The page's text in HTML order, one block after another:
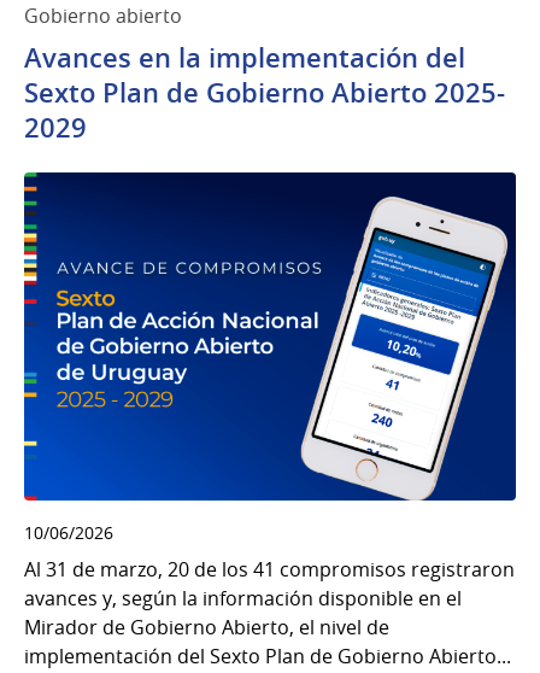
Gobierno abierto
Avances en la implementación del
Sexto Plan de Gobierno Abierto 2025-
2029
10/06/2026
Al 31 de marzo, 20 de los 41 compromisos registraron
avances y, según la información disponible en el
Mirador de Gobierno Abierto, el nivel de
implementación del Sexto Plan de Gobierno Abierto...